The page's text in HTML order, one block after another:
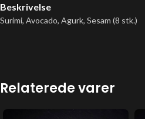
Beskrivelse
Surimi, Avocado, Agurk, Sesam (8 stk.)
Relaterede varer